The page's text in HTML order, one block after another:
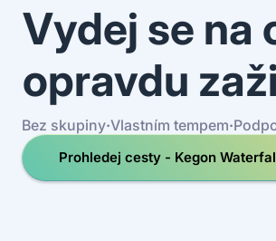
Vydej se na
opravdu
Bez skupiny·Vlastním tempem·
Prohledej cesty - Kegon